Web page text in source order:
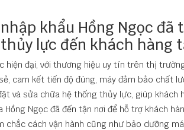
khẩu Hồng Ngọc
lực đến khách hàng
đại, với thương hiệu uy tín trên thị
cam kết tiến độ đúng, máy đảm bảo chất
và sửa chữa hệ thống thủy lực, giúp khách
Ngọc đã đến tận nơi để hỗ trợ khách
cách vận hành cũng như bảo dưỡng